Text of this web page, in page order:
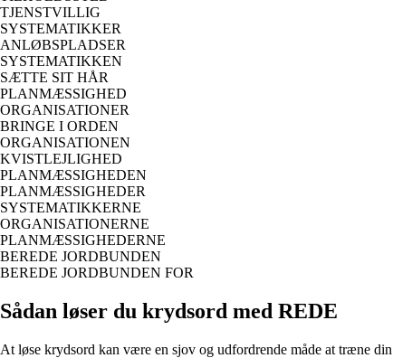
TJENSTVILLIG
SYSTEMATIKKER
ANLØBSPLADSER
SYSTEMATIKKEN
SÆTTE SIT HÅR
PLANMÆSSIGHED
ORGANISATIONER
BRINGE I ORDEN
ORGANISATIONEN
KVISTLEJLIGHED
PLANMÆSSIGHEDEN
PLANMÆSSIGHEDER
SYSTEMATIKKERNE
ORGANISATIONERNE
PLANMÆSSIGHEDERNE
BEREDE JORDBUNDEN
BEREDE JORDBUNDEN FOR
Sådan løser du krydsord med REDE
At løse krydsord kan være en sjov og udfordrende måde at træne